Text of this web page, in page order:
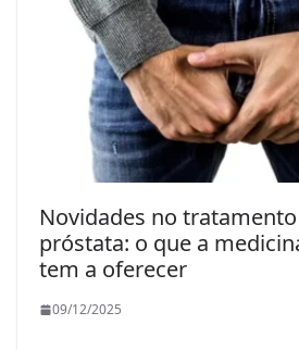
Novidades no
próstata: o que a
tem a oferecer
09/12/2025